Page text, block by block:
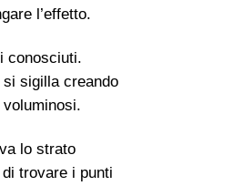
l’effetto.
conosciuti.
sigilla creando
lo strato
trovare i punti